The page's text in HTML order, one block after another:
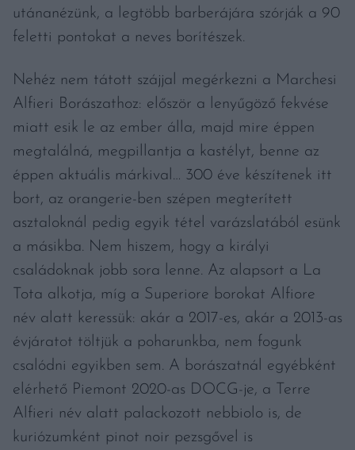
utánanézünk, a legtöbb barberájára szórják a 90
feletti pontokat a neves borítészek.
Nehéz nem tátott szájjal megérkezni a Marchesi
Alfieri Borászathoz: először a lenyűgöző fekvése
miatt esik le az ember álla, majd mire éppen
megtalálná, megpillantja a kastélyt, benne az
éppen aktuális márkival… 300 éve készítenek itt
bort, az orangerie-ben szépen megterített
asztaloknál pedig egyik tétel varázslatából esünk
a másikba. Nem hiszem, hogy a királyi
családoknak jobb sora lenne. Az alapsort a La
Tota alkotja, míg a Superiore borokat Alfiore
név alatt keressük: akár a 2017-es, akár a 2013-as
évjáratot töltjük a poharunkba, nem fogunk
csalódni egyikben sem. A borászatnál egyébként
elérhető Piemont 2020-as DOCG-je, a Terre
Alfieri név alatt palackozott nebbiolo is, de
kuriózumként pinot noir pezsgővel is